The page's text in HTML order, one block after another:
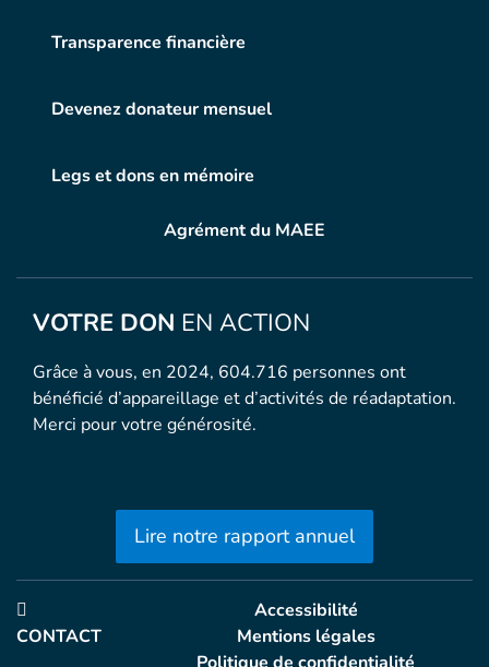
Transparence financière
Devenez donateur mensuel
Legs et dons en mémoire
Agrément du MAEE
VOTRE DON EN ACTION
Grâce à vous, en 2024, 604.716 personnes ont
bénéficié d’appareillage et d’activités de réadaptation.
Merci pour votre générosité.
Lire notre rapport annuel
CONTACT
Accessibilité
Mentions légales